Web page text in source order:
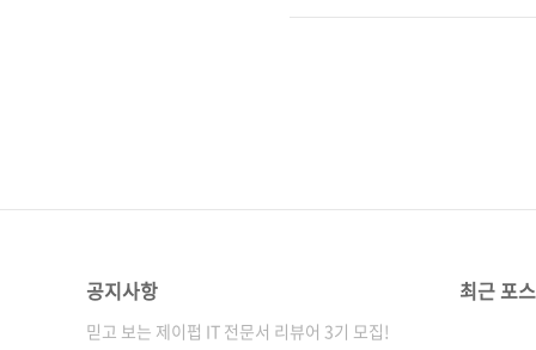
공지사항
믿고 보는 제이펍 IT 전문서 리뷰어 3기 모집!
최근 포